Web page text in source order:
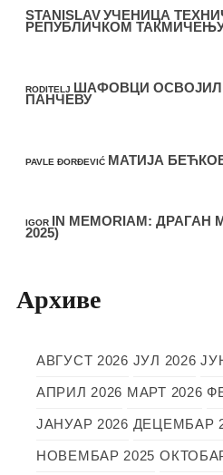
STANISLAVУЧЕНИЦА
РЕПУБЛИЧКОМ
RODITELJ ШАФОВЦИ
ПАНЧЕВУ
PAVLE ĐORĐEVIĆ МАТИЈА
IGOR IN MEMORIAM:
2025)
Архиве
АВГУСТ 2026 ЈУЛ 2026
АПРИЛ 2026 МАРТ 2026
ЈАНУАР 2026 ДЕЦЕМБАР
НОВЕМБАР 2025